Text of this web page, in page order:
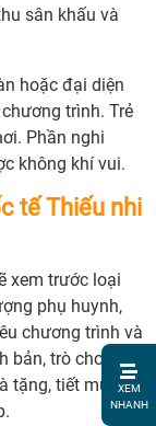
XEM
NHANH
1. Tổ
chức
sân khấu và
hoặc đại diện
trình. Trẻ
Phần nghi
không khí vui.
tế Thiếu nhi
xem trước loại
phụ huynh,
chương trình và
trò chơi,
tặng, tiết mục